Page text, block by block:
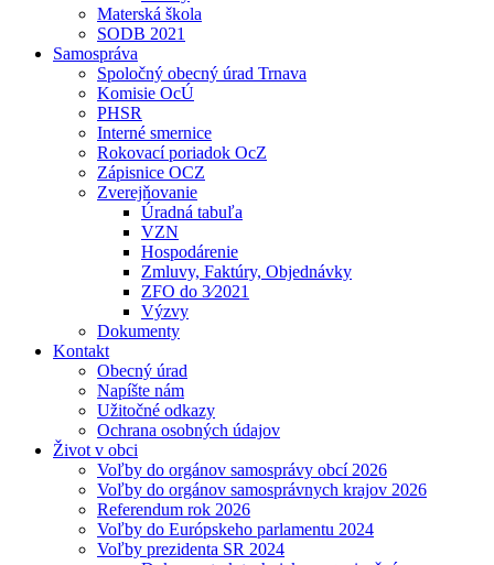
Materská škola
SODB 2021
Samospráva
Spoločný obecný úrad Trnava
Komisie OcÚ
PHSR
Interné smernice
Rokovací poriadok OcZ
Zápisnice OCZ
Zverejňovanie
Úradná tabuľa
VZN
Hospodárenie
Zmluvy, Faktúry, Objednávky
ZFO do 3⁄2021
Výzvy
Dokumenty
Kontakt
Obecný úrad
Napíšte nám
Užitočné odkazy
Ochrana osobných údajov
Život v obci
Voľby do orgánov samosprávy obcí 2026
Voľby do orgánov samosprávnych krajov 2026
Referendum rok 2026
Voľby do Európskeho parlamentu 2024
Voľby prezidenta SR 2024